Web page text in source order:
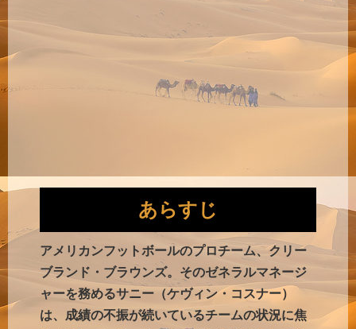
あらすじ
アメリカンフットボールのプロチーム、クリー
ブランド・ブラウンズ。そのゼネラルマネージ
ャーを務めるサニー（ケヴィン・コスナー）
は、成績の不振が続いているチームの状況に焦